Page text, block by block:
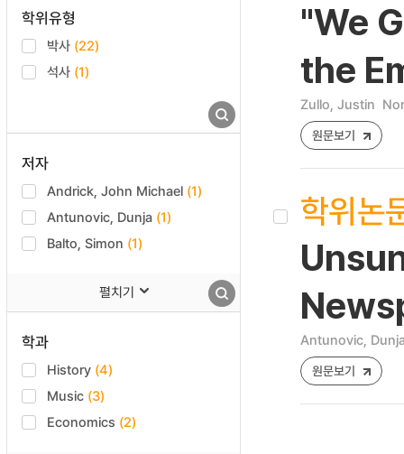
학위유형
박사 (22)
석사 (1)
저자
Andrick, John Michael (1)
Antunovic, Dunja (1)
Balto, Simon (1)
펼치기
학과
History (4)
Music (3)
Economics (2)
"We
the
Zullo, Justin
원문보기
학위논
Antunovic,
원문보기